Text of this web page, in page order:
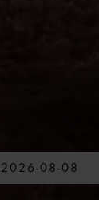
2026-08-08